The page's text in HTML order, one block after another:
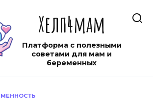
Хелп4мам
Платформа с полезными
советами для мам и
беременных